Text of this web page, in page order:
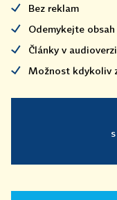
Bez reklam
Odemykejte
Články v
Možnost kdykoliv